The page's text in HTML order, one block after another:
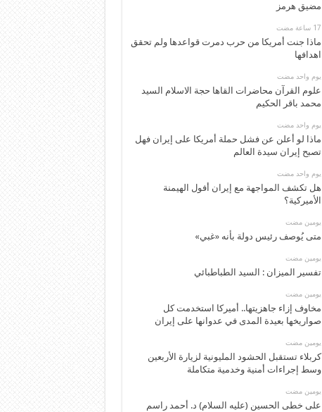
مضيق هرمز
ماذا جنت أمريكا من حرب دمرت قواعدها ولم تحقق
اهدافها
‏يوم واحد مضت
علوم القرآن محاضرات القاها حجة الاسلام السيد
محمد باقر الحكيم
‏يوم واحد مضت
ماذا لو أعلن عن فشل حملة أمريكا على إيران فهل
تصبح إيران سيدة العالم
‏يوم واحد مضت
هل تكشف المواجهة مع إيران أفول الهيمنة
الأميركية؟
‏يومين مضت
متى يُوصف رئيس دولة بأنه «غبي»
‏يومين مضت
تفسير الميزان : السيد الطباطبائي
‏يومين مضت
مخاوف إزاء جاهزيتها.. أميركا استخدمت كل
صواريخها بعيدة المدى في عدوانها على إيران
‏يومين مضت
كربلاء تستقبل الحشود المليونية لزيارة الأربعين
وسط إجراءات أمنية وخدمية متكاملة
‏يومين مضت
على خطى الحسين (عليه السلام) د. أحمد راسم